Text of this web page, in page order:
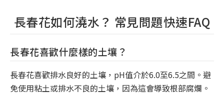
長春花如何澆水？ 常見問題快速FAQ
長春花喜歡什麼樣的土壤？
長春花喜歡排水良好的土壤，pH值介於6.0至6.5之間。避
免使用粘土或排水不良的土壤，因為這會導致根部腐爛。